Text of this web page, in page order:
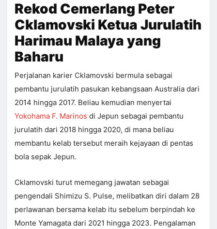
Rekod Cemerlang Peter
Cklamovski Ketua Jurulatih
Harimau Malaya yang
Baharu
Perjalanan karier Cklamovski bermula sebagai
pembantu jurulatih pasukan kebangsaan Australia dari
2014 hingga 2017. Beliau kemudian menyertai
Yokohama F. Marinos di Jepun sebagai pembantu
jurulatih dari 2018 hingga 2020, di mana beliau
membantu kelab tersebut meraih kejayaan di pentas
bola sepak Jepun.
Cklamovski turut memegang jawatan sebagai
pengendali Shimizu S. Pulse, melibatkan diri dalam 28
perlawanan bersama kelab itu sebelum berpindah ke
Monte Yamagata dari 2021 hingga 2023. Pengalaman